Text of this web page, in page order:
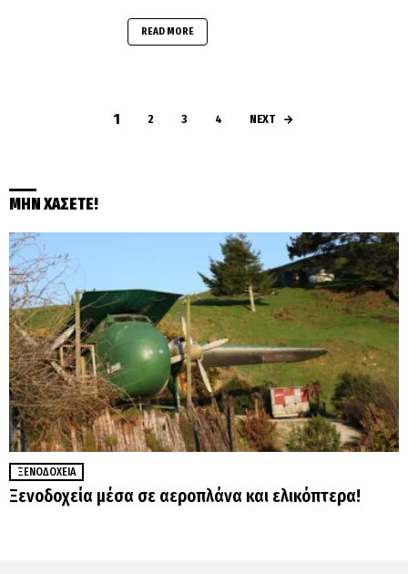
READ MORE
1 2 3 4 NEXT
ΜΗΝ ΧΑΣΕΤΕ!
ΞΕΝΟΔΟΧΕΊΑ
Ξενοδοχεία μέσα σε αεροπλάνα και ελικόπτερα!